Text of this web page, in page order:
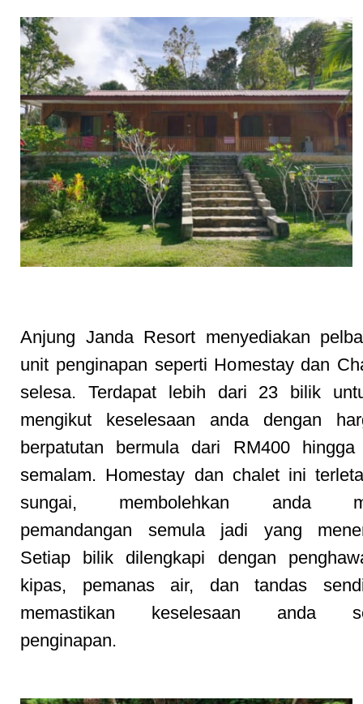
Anjung Janda Resort menyediakan
unit penginapan seperti Homestay dan
selesa. Terdapat lebih dari 23 bilik
mengikut keselesaan anda dengan
berpatutan bermula dari RM400 hingga
semalam. Homestay dan chalet ini
sungai, membolehkan anda
pemandangan semula jadi yang
Setiap bilik dilengkapi dengan
kipas, pemanas air, dan tandas
memastikan keselesaan anda
penginapan.